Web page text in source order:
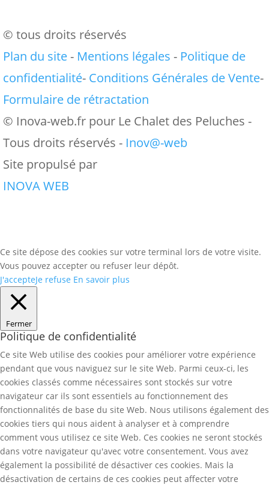
© tous droits réservés
Plan du site- Mentions légales - Politique de
confidentialité- Conditions Générales de Vente-
Formulaire de rétractation
© Inova-web.fr pour Le Chalet des Peluches -
Tous droits réservés - Inov@-web
Site propulsé par
INOVA WEB
Ce site dépose des cookies sur votre terminal lors de votre visite.
Vous pouvez accepter ou refuser leur dépôt.
J'accepteJe refuse En savoir plus
Fermer
Politique de confidentialité
Ce site Web utilise des cookies pour améliorer votre expérience
pendant que vous naviguez sur le site Web. Parmi ceux-ci, les
cookies classés comme nécessaires sont stockés sur votre
navigateur car ils sont essentiels au fonctionnement des
fonctionnalités de base du site Web. Nous utilisons également des
cookies tiers qui nous aident à analyser et à comprendre
comment vous utilisez ce site Web. Ces cookies ne seront stockés
dans votre navigateur qu'avec votre consentement. Vous avez
également la possibilité de désactiver ces cookies. Mais la
désactivation de certains de ces cookies peut affecter votre